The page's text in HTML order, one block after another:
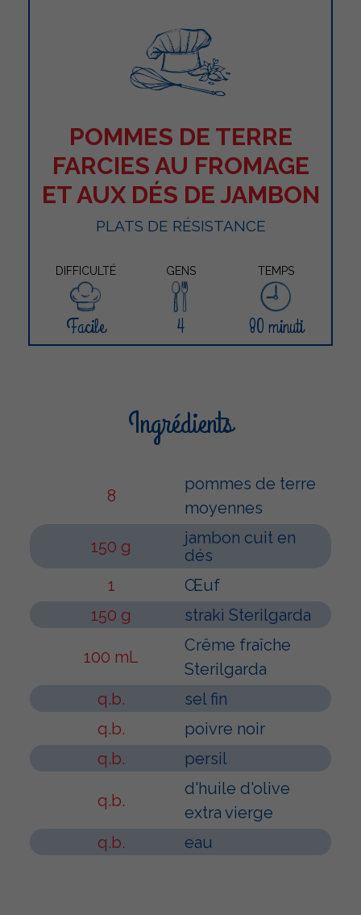
POMMES DE TERRE
FARCIES AU FROMAGE
ET AUX DÉS DE JAMBON
PLATS DE RÉSISTANCE
DIFFICULTÉ GENS TEMPS
Facile 4 80 minuti
Ingrédients
8
pommes de terre
moyennes
150 g
jambon cuit en
dés
1
Œuf
150 g
strakì Sterilgarda
100 mL
Crême fraîche
Sterilgarda
q.b.
sel fin
q.b.
poivre noir
q.b.
persil
q.b.
d'huile d'olive
extra vierge
q.b.
eau